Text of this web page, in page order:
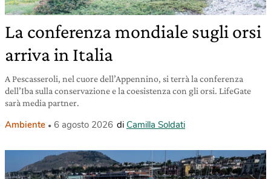
La conferenza mondiale sugli orsi
arriva in Italia
A Pescasseroli, nel cuore dell’Appennino, si terrà la conferenza
dell’Iba sulla conservazione e la coesistenza con gli orsi. LifeGate
sarà media partner.
Ambiente 6 agosto 2026 di Camilla Soldati